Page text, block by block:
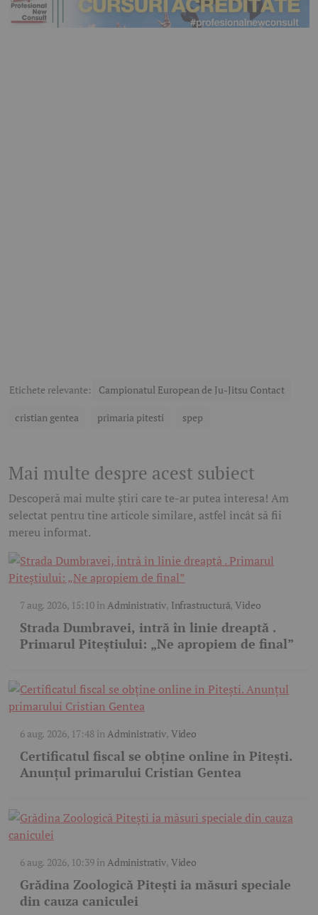
Etichete relevante: Campionatul European de Ju-Jitsu Contact
cristian gentea primaria pitesti spep
Mai multe despre acest subiect
Descoperă mai multe știri care te-ar putea interesa! Am
selectat pentru tine articole similare, astfel încât să fii
mereu informat.
7 aug. 2026, 15:10în Administrativ, Infrastructură,Video
Strada Dumbravei, intră în linie dreaptă .
Primarul Piteștiului: „Ne apropiem de final”
6 aug. 2026, 17:48în Administrativ, Video
Certificatul fiscal se obține online în Pitești.
Anunțul primarului Cristian Gentea
6 aug. 2026, 10:39în Administrativ, Video
Grădina Zoologică Pitești ia măsuri speciale
din cauza caniculei